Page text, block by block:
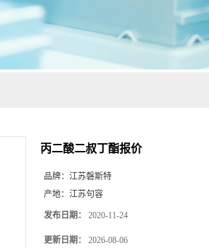
丙二酸二叔丁酯报价
品牌： 江苏磐斯特
产地： 江苏句容
发布日期： 2020-11-24
更新日期： 2026-08-06